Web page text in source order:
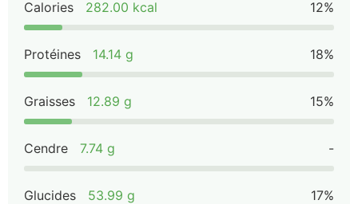
Calories 282.00 kcal 12%
Protéines 14.14 g 18%
Graisses 12.89 g 15%
Cendre 7.74 g -
Glucides 53.99 g 17%